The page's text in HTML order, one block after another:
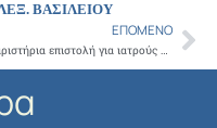
ΒΑΣΙΛΕΙΟΥ
ΕΠΌΜΕΝΟ
Ευχαριστήρια επιστολή για ιατρούς Νοσοκομείου ΥΓΕΙΑ